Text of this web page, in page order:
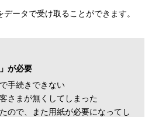
ータで受け取ることができます。
が必要
手続きできない
さまが無くしてしまった
ので、また用紙が必要になってし